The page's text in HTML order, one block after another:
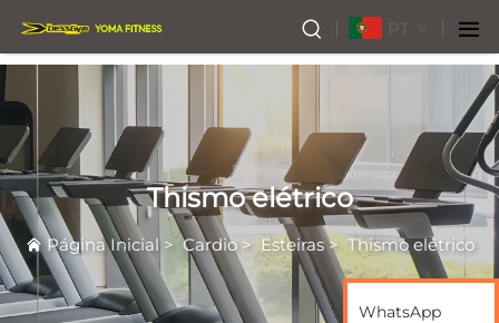
PT
Thismo elétrico
Página Inicial> Cardio>Esteiras>Thismo elétrico
WhatsApp